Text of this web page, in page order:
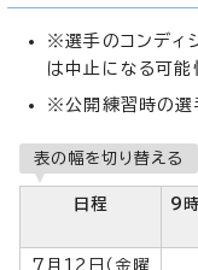
※選手のコンディ
は中止になる可能
※公開練習時の選
表の幅を切り替える
日程
9
7月12日（金曜